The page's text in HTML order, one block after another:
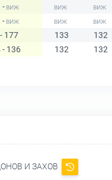
-
-
177 133 132
- 136 132 132
И ЗАХОВ